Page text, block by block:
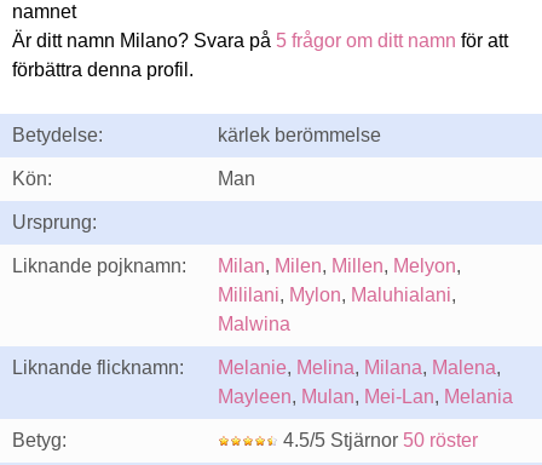
namnet
Är ditt namn Milano? Svara på 5 frågor om ditt namn för att
förbättra denna profil.
Betydelse: kärlek berömmelse
Kön: Man
Ursprung:
Liknande pojknamn: Milan, Milen, Millen, Melyon,
Mililani, Mylon, Maluhialani,
Malwina
Liknande flicknamn: Melanie, Melina, Milana, Malena,
Mayleen, Mulan, Mei-Lan, Melania
Betyg: 4.5/5 Stjärnor 50 röster